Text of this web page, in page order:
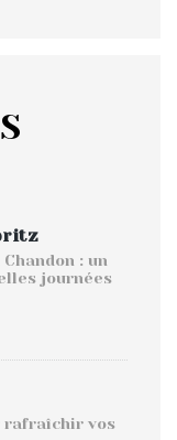
: un
journées
rafraîchir vos